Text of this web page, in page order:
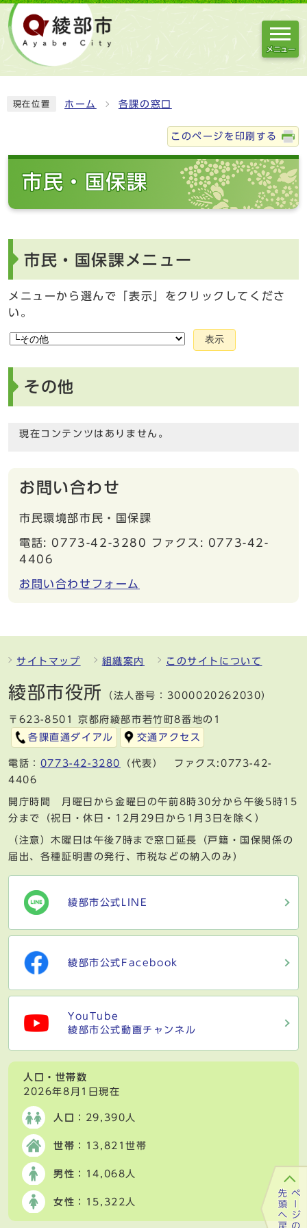
メニュー
現在位置 ホーム 各課の窓口
このページを印刷する
市民・国保課
市民・国保課メニュー
メニューから選んで「表示」をクリックしてくださ
い。
表示
その他
現在コンテンツはありません。
お問い合わせ
市民環境部市民・国保課
電話: 0773-42-3280 ファクス: 0773-42-
4406
お問い合わせフォーム
サイトマップ 組織案内 このサイトについて
綾部市役所 （法人番号：3000020262030）
〒623-8501 京都府綾部市若竹町8番地の1
各課直通ダイアル
交通アクセス
電話： 0773-42-3280
（代表） ファクス:0773-42-
4406
開庁時間 月曜日から金曜日の午前8時30分から午後5時15
分まで（祝日・休日・12月29日から1月3日を除く）
（注意）木曜日は午後7時まで窓口延長（戸籍・国保関係の
届出、各種証明書の発行、市税などの納入のみ）
綾部市公式LINE
綾部市公式Facebook
YouTube
綾部市公式動画チャンネル
人口・世帯数
2026年8月1日現在
人口 ：29,390人
世帯 ：13,821世帯
男性 ：14,068人
女性 ：15,322人